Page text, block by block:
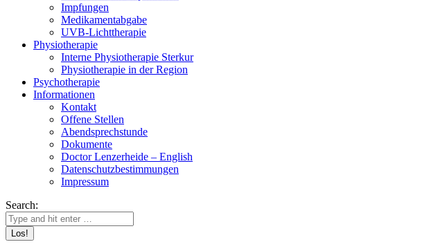
Impfungen
Medikamentabgabe
UVB-Lichttherapie
Physiotherapie
Interne Physiotherapie Sterkur
Physiotherapie in der Region
Psychotherapie
Informationen
Kontakt
Offene Stellen
Abendsprechstunde
Dokumente
Doctor Lenzerheide – English
Datenschutzbestimmungen
Impressum
Search: